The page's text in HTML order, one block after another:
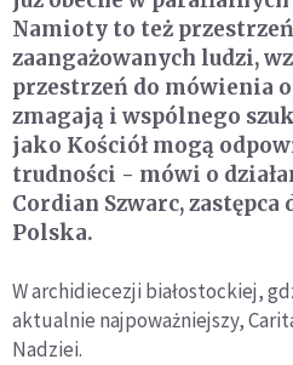
Namioty to też
zaangażowanych ludzi,
przestrzeń do mówienia
zmagają i wspólnego
jako Kościół mogą
trudności - mówi o
Cordian Szwarc,
Polska.
W archidiecezji białostockiej,
aktualnie najpoważniejszy,
Nadziei.